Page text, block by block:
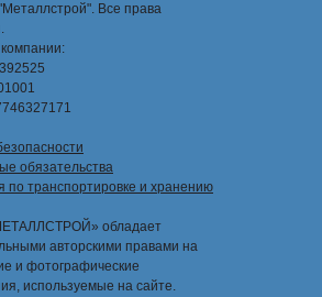
Все права
обязательства
по транспортировке и хранению
обладает
авторскими правами на
и фотографические
используемые на сайте.